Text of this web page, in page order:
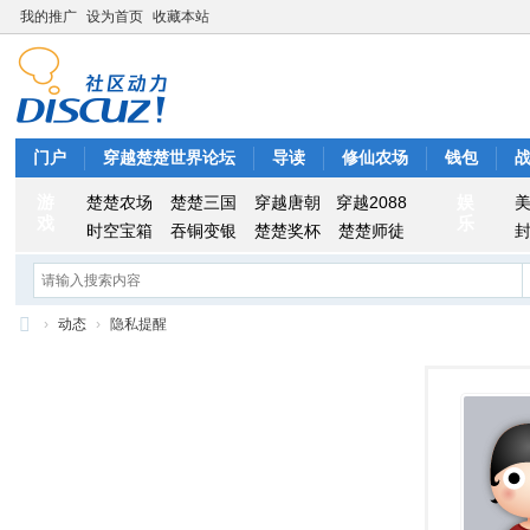
我的推广 设为首页 收藏本站
门户 穿越楚楚世界论坛 导读 修仙农场 钱包
楚楚农场 楚楚三国 穿越唐朝
穿越2088
时空宝箱
吞铜变银 楚楚奖杯 楚楚师徒
› 动态 › 隐私提醒